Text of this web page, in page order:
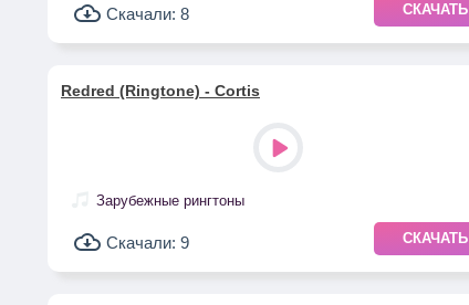
Скачали: 8 СКАЧАТЬ
Redred (Ringtone) - Cortis
Зарубежные рингтоны
Скачали: 9 СКАЧАТЬ